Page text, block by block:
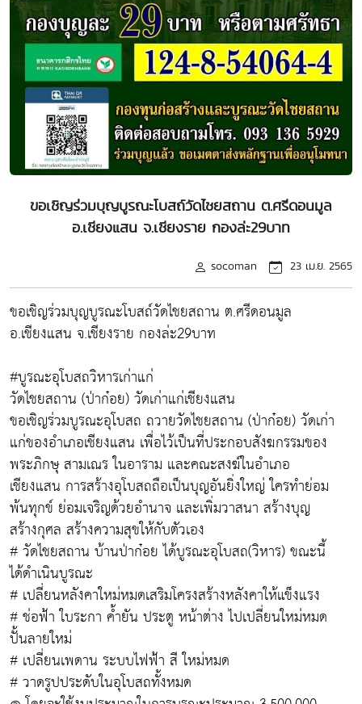
ขอเชิญร่วมบุญบูรณะโบสถ์วัดไชยสถาน ต.ศรีดอนมูล
อ.เชียงแสน จ.เชียงราย กองล่ะ29บาท
socoman 23 เม.ย. 2565
ขอเชิญร่วมบุญบูรณะโบสถ์วัดไชยสถาน ต.ศรีดอนมูล
อ.เชียงแสน จ.เชียงราย กองล่ะ29บาท
#บูรณะอุโบสถวิหารเก่าแก่
วัดไชยสถาน (ป่าก๋อย) วัดเก่าแก่เชียงแสน
ขอเชิญร่วมบูรณะอุโบสถ ถวายวัดไชยสถาน (ป่าก๋อย) วัดเก่า
แก่ของอำเภอเชียงแสน เพื่อไว้เป็นที่ประกอบสังฆกรรมของ
พระภิกษุ สามเณร ในอาราม และคณะสงฆ์ในอำเภอ
เชียงแสน การสร้างอุโบสถถือเป็นบุญอันยิ่งใหญ่ ใครทำย่อม
พ้นทุกข์ ย่อมเจริญด้วยอำนาจ และเพิ่มวาสนา สร้างบุญ
สร้างกุศล สร้างความสุขให้กับตัวเอง
# วัดไชยสถาน บ้านป่าก๋อย ได้บูรณะอุโบสถ(วิหาร) ขณะนี้
ได้ดำเนินบูรณะ
# เปลี่ยนหลังคาใหม่หมดเสริมโครงสร้างหลังคาให้แข็งแรง
# ช่อฟ้า ใบระกา ค้ำยัน ประตู หน้าต่าง ไปเปลี่ยนใหม่หมด
ปั้นลายใหม่
# เปลี่ยนเพดาน ระบบไฟฟ้า สี ใหม่หมด
# วาดรูปประดับในอุโบสถทั้งหมด